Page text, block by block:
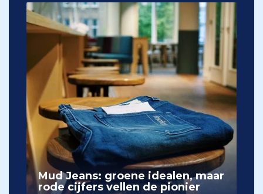
Mud Jeans: groene idealen, maar
rode cijfers vellen de pionier